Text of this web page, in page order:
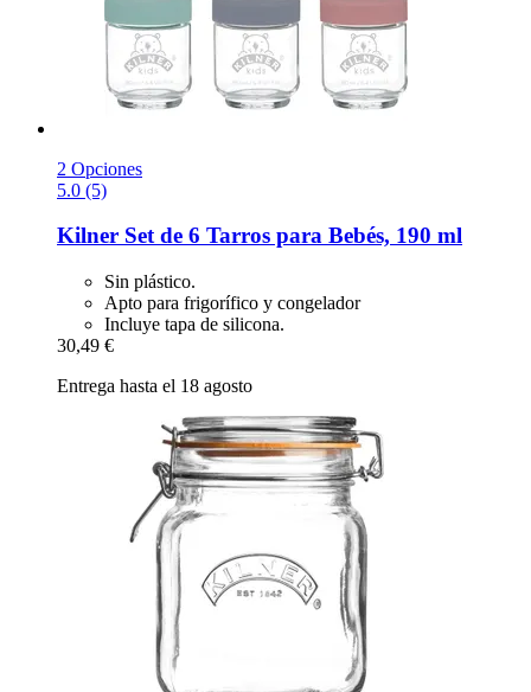
2 Opciones
5.0 (5)
Kilner Set de 6 Tarros para Bebés, 190 ml
Sin plástico.
Apto para frigorífico y congelador
Incluye tapa de silicona.
30,49 €
Entrega hasta el 18 agosto